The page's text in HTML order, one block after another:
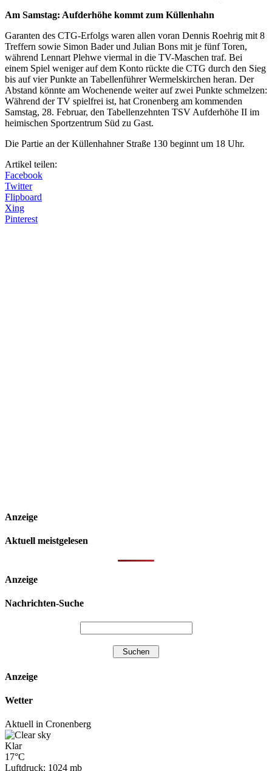
Am Samstag: Aufderhöhe kommt zum Küllenhahn
Garanten des CTG-Erfolgs waren allen voran Dennis Roehrig mit 8
Treffern sowie Simon Bader und Julian Bons mit je fünf Toren,
während Lennart Plehwe viermal in die TV-Maschen traf. Bei
einem Spiel weniger auf dem Konto rückte die CTG durch den Sieg
bis auf vier Punkte an Tabellenführer Wermelskirchen heran. Der
Abstand könnte am Wochenende weiter auf zwei Punkte schmelzen:
Während der TV spielfrei ist, hat Cronenberg am kommenden
Samstag, 28. Februar, den Tabellenzehnten TSV Aufderhöhe II im
heimischen Sportzentrum Süd zu Gast.
Die Partie an der Küllenhahner Straße 130 beginnt um 18 Uhr.
Artikel teilen:
Facebook
Twitter
Flipboard
Xing
Pinterest
Anzeige
Aktuell meistgelesen
Anzeige
Nachrichten-Suche
Anzeige
Wetter
Aktuell in Cronenberg
Klar
17°C
Luftdruck: 1024 mb